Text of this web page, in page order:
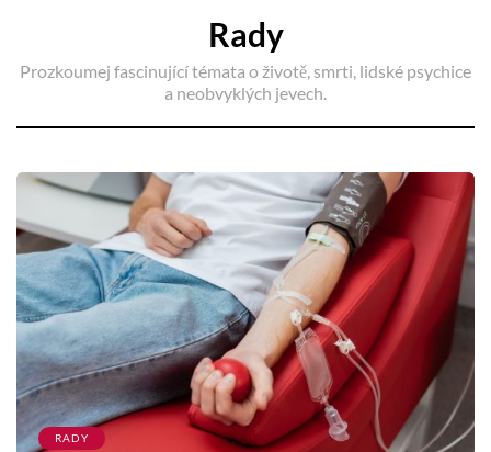
Rady
Prozkoumej fascinující témata o životě, smrti, lidské psychice
a neobvyklých jevech.
RADY